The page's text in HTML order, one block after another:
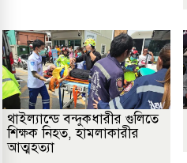
থাইল্যান্ডে বন্দুকধারীর গুলিতে
শিক্ষক নিহত, হামলাকারীর
আত্মহত্যা